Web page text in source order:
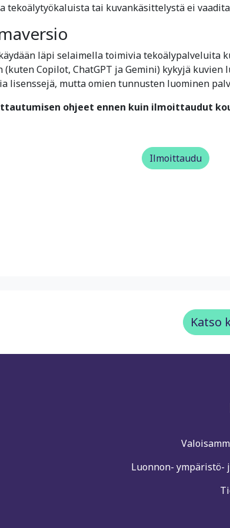
tekoälytyökaluista tai kuvankäsittelystä ei
läpi selaimella toimivia tekoälypalveluita
(kuten Copilot, ChatGPT ja Gemini) kykyjä kuvien
lisenssejä, mutta omien tunnusten luominen
ohjeet ennen kuin ilmoittaudut
Ilmoittaudu
Katso
Luonnon-